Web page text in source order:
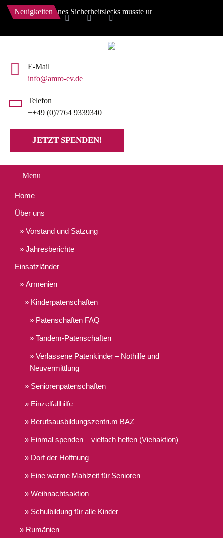
Neuigkeiten
wegen eines Sicherheitslecks musste unsere Website auf den
E-Mail
info@amro-ev.de
Telefon
++49 (0)7764 9339340
JETZT SPENDEN!
Menu
Home
Über uns
Vorstand und Satzung
Jahresberichte
Einsatzländer
Armenien
Kinderpatenschaften
Patenschaften FAQ
Tandem-Patenschaften
Verlassene Patenkinder – Nothilfe und
Neuvermittlung
Seniorenpatenschaften
Einzelfallhilfe
Berufsausbildungszentrum BAZ
Einmal spenden – vielfach helfen (Viehaktion)
Dorf der Hoffnung
Eine warme Mahlzeit für Senioren
Weihnachtsaktion
Schulbildung für alle Kinder
Rumänien